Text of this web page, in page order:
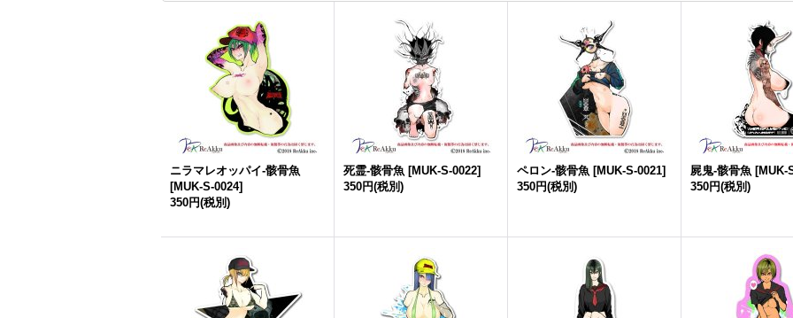
ニラマレオッパイ-骸骨魚
[MUK-S-0024]
350円(税別)
死霊-骸骨魚 [MUK-S-0022]
350円(税別)
ペロン-骸骨魚 [MUK-S-0021]
350円(税別)
屍鬼-骸骨魚 [MUK-
350円(税別)